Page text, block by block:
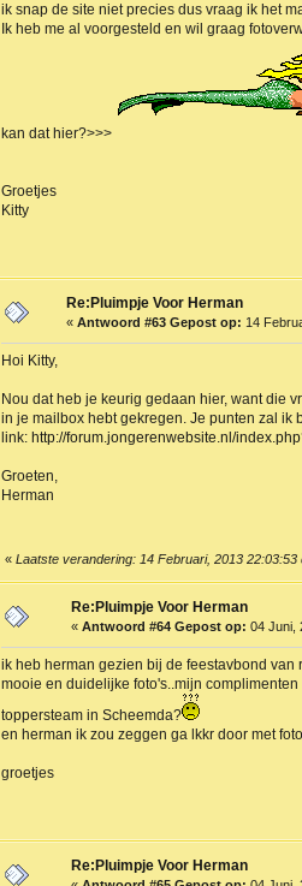
ik snap de site niet precies dus vraag ik het
Ik heb me al voorgesteld en wil graag
kan dat hier?>>>
Groetjes
Kitty
Re:Pluimpje Voor Herman
« Antwoord #63 Gepost op: 14
Hoi Kitty,
Nou dat heb je keurig gedaan hier, want die
in je mailbox hebt gekregen. Je punten zal
link: http://forum.jongerenwebsite.nl/
Groeten,
Herman
« Laatste verandering: 14 Februari, 2013 22:03:53
Re:Pluimpje Voor Herman
« Antwoord #64 Gepost op: 04 Juni,
ik heb herman gezien bij de feestavbond
mooie en duidelijke foto's..mijn
toppersteam in Scheemda?
en herman ik zou zeggen ga lkkr door met
groetjes
Re:Pluimpje Voor Herman